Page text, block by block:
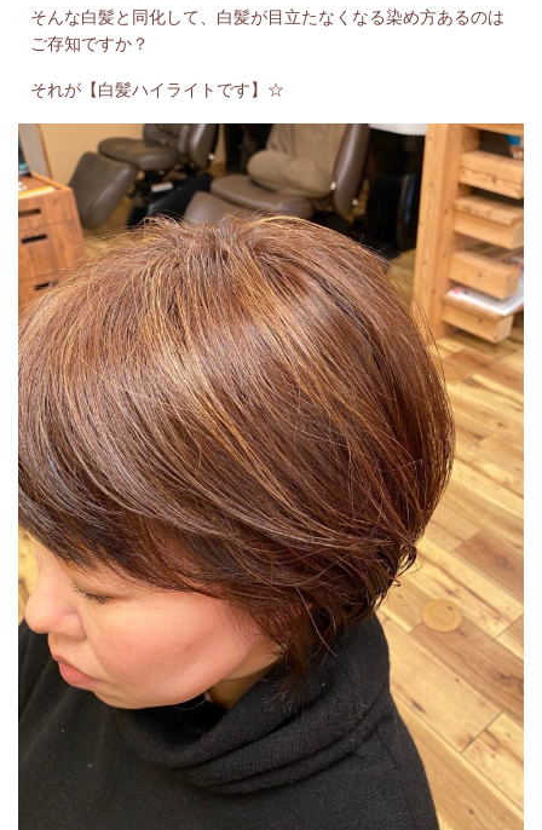
そんな白髪と同化して、白髪が目立たなくなる染め方あるのは
ご存知ですか？
それが【白髪ハイライトです】☆